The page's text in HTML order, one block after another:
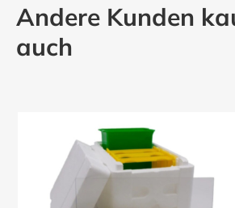
Andere Kunden
auch